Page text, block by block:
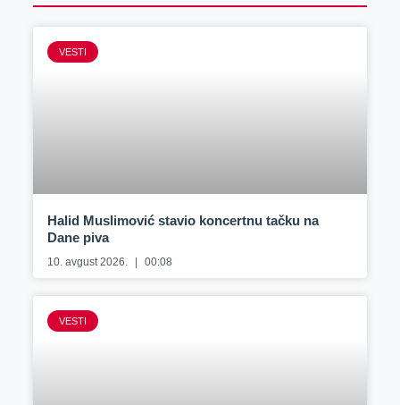
VESTI
Halid Muslimović stavio koncertnu tačku na
Dane piva
10. avgust 2026. 00:08
VESTI